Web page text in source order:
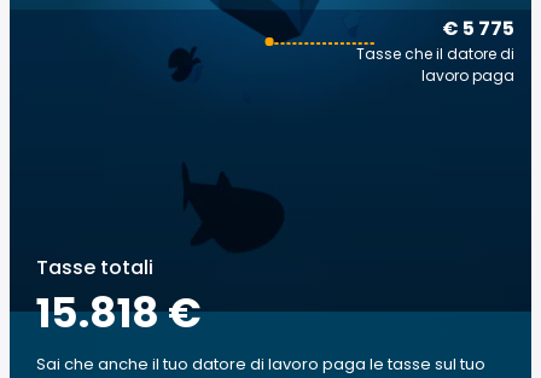
€ 5 775
Tasse che il datore di
lavoro paga
Tasse totali
15.818 €
Sai che anche il tuo datore di lavoro paga le tasse sul tuo